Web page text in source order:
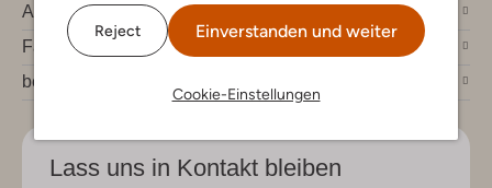
Reject Einverstanden und weiter
Cookie-Einstellungen
Account
Fashion News
bei Omoda
Lass uns in Kontakt bleiben